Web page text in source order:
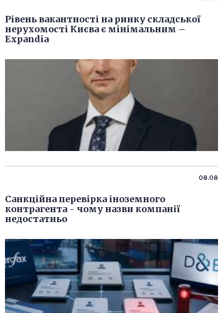
Рівень вакантності на ринку складської
нерухомості Києва є мінімальним –
Expandia
08.08
Санкційна перевірка іноземного
контрагента - чому назви компанії
недостатньо